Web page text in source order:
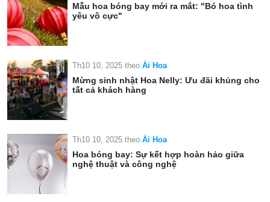
Mẫu hoa bóng bay mới ra mắt: "Bó hoa tình
yêu vô cực"
Th10 10, 2025 theo Ái Hoa
Mừng sinh nhật Hoa Nelly: Ưu đãi khủng cho
tất cả khách hàng
Th10 10, 2025 theo Ái Hoa
Hoa bóng bay: Sự kết hợp hoàn hảo giữa
nghệ thuật và công nghệ